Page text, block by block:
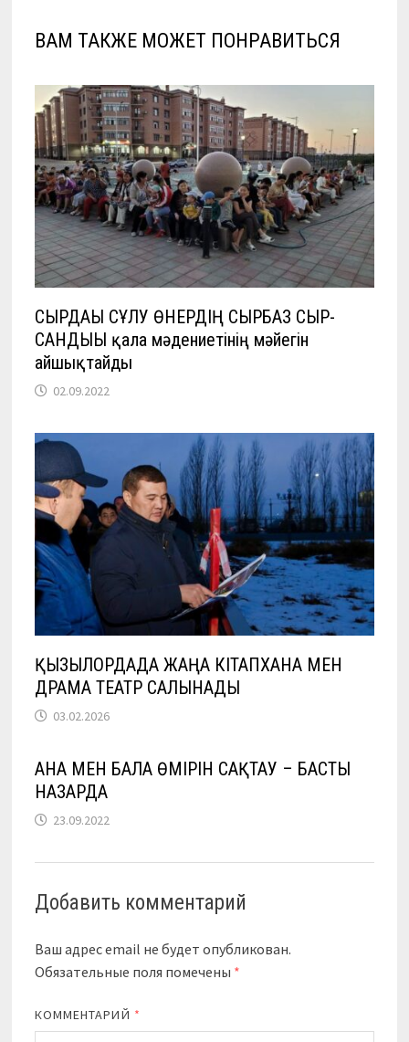
ВАМ ТАКЖЕ МОЖЕТ ПОНРАВИТЬСЯ
СЫРДАҒЫ СҰЛУ ӨНЕРДІҢ СЫРБАЗ СЫР-
САНДЫҒЫ қала мәдениетінің мәйегін
айшықтайды
02.09.2022
ҚЫЗЫЛОРДАДА ЖАҢА КІТАПХАНА МЕН
ДРАМА ТЕАТР САЛЫНАДЫ
03.02.2026
АНА МЕН БАЛА ӨМІРІН САҚТАУ – БАСТЫ
НАЗАРДА
23.09.2022
Добавить комментарий
Ваш адрес email не будет опубликован.
Обязательные поля помечены *
КОММЕНТАРИЙ *